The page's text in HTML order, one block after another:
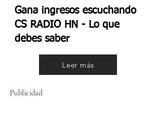
Gana ingresos escuchando
CS RADIO HN - Lo que
debes saber
Leer más
Publicidad